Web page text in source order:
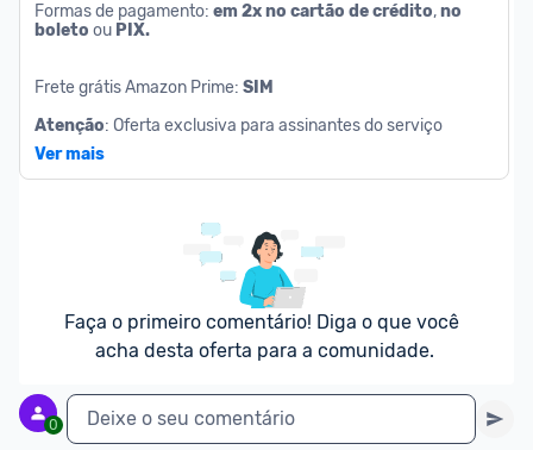
Formas de pagamento: em 2x no cartão de crédito, no
boleto ou PIX.
Frete grátis Amazon Prime: SIM
Atenção: Oferta exclusiva para assinantes do serviço
Amazon Prime.
Ver mais
Faça o primeiro comentário! Diga o que você
acha desta oferta para a comunidade.
0 Deixe o seu comentário